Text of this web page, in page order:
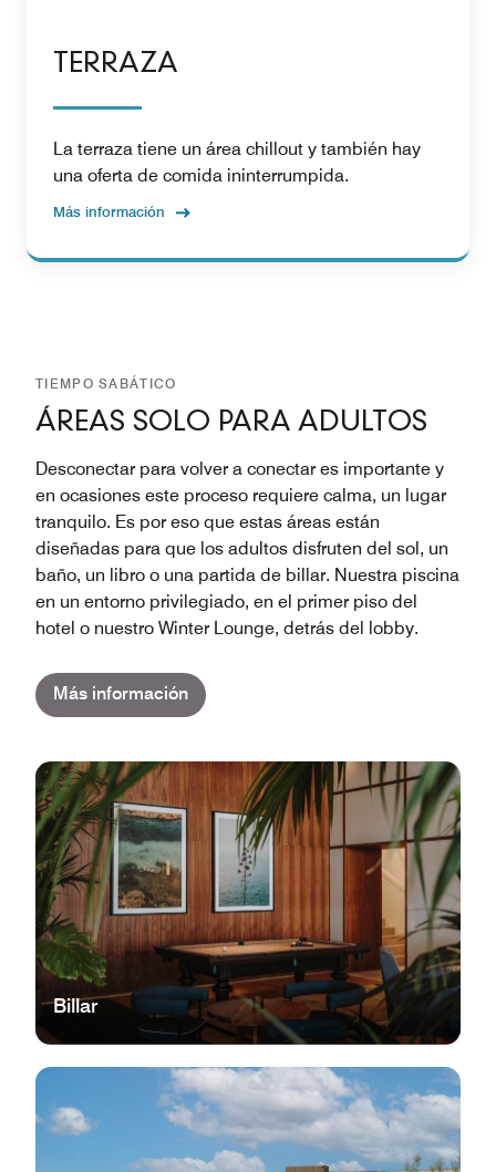
TERRAZA
La terraza tiene un área chillout y también hay
una oferta de comida ininterrumpida.
Más información
TIEMPO SABÁTICO
ÁREAS SOLO PARA ADULTOS
Desconectar para volver a conectar es importante y
en ocasiones este proceso requiere calma, un lugar
tranquilo. Es por eso que estas áreas están
diseñadas para que los adultos disfruten del sol, un
baño, un libro o una partida de billar. Nuestra piscina
en un entorno privilegiado, en el primer piso del
hotel o nuestro Winter Lounge, detrás del lobby.
Más información
Billar